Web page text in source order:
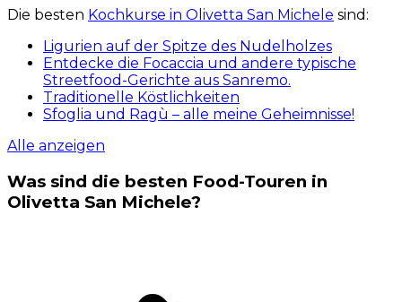
Die besten Kochkurse in Olivetta San Michele sind:
Ligurien auf der Spitze des Nudelholzes
Entdecke die Focaccia und andere typische
Streetfood-Gerichte aus Sanremo.
Traditionelle Köstlichkeiten
Sfoglia und Ragù – alle meine Geheimnisse!
Alle anzeigen
Was sind die besten Food-Touren in
Olivetta San Michele?